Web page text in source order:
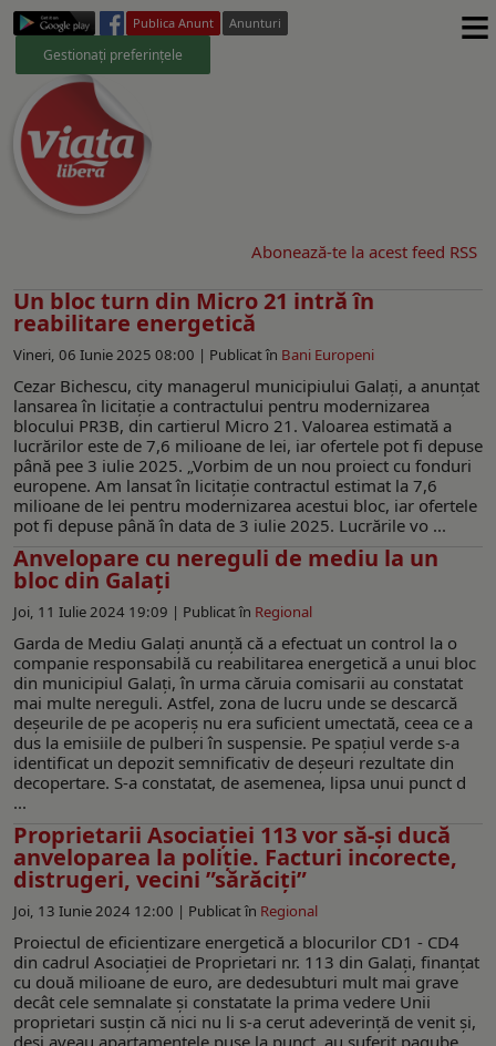
Publica Anunt Anunturi
Gestionați preferințele ≡
Abonează-te la acest feed RSS
Un bloc turn din Micro 21 intră în
reabilitare energetică
Vineri, 06 Iunie 2025 08:00 | Publicat în Bani Europeni
Cezar Bichescu, city managerul municipiului Galați, a anunțat
lansarea în licitație a contractului pentru modernizarea
blocului PR3B, din cartierul Micro 21. Valoarea estimată a
lucrărilor este de 7,6 milioane de lei, iar ofertele pot fi depuse
până pee 3 iulie 2025. „Vorbim de un nou proiect cu fonduri
europene. Am lansat în licitație contractul estimat la 7,6
milioane de lei pentru modernizarea acestui bloc, iar ofertele
pot fi depuse până în data de 3 iulie 2025. Lucrările vo ...
Anvelopare cu nereguli de mediu la un
bloc din Galați
Joi, 11 Iulie 2024 19:09 | Publicat în Regional
Garda de Mediu Galați anunță că a efectuat un control la o
companie responsabilă cu reabilitarea energetică a unui bloc
din municipiul Galați, în urma căruia comisarii au constatat
mai multe nereguli. Astfel, zona de lucru unde se descarcă
deșeurile de pe acoperiș nu era suficient umectată, ceea ce a
dus la emisiile de pulberi în suspensie. Pe spațiul verde s-a
identificat un depozit semnificativ de deșeuri rezultate din
decopertare. S-a constatat, de asemenea, lipsa unui punct d
...
Proprietarii Asociației 113 vor să-și ducă
anveloparea la poliție. Facturi incorecte,
distrugeri, vecini ”sărăciți”
Joi, 13 Iunie 2024 12:00 | Publicat în Regional
Proiectul de eficientizare energetică a blocurilor CD1 - CD4
din cadrul Asociației de Proprietari nr. 113 din Galați, finanțat
cu două milioane de euro, are dedesubturi mult mai grave
decât cele semnalate și constatate la prima vedere Unii
proprietari susțin că nici nu li s-a cerut adeverință de venit și,
deși aveau apartamentele puse la punct, au suferit pagube